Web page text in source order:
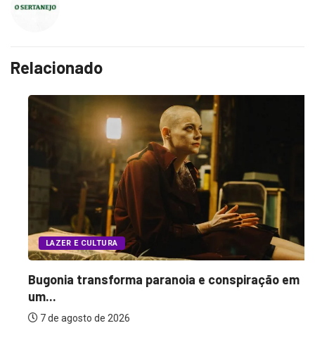
Relacionado
LAZER E CULTURA
Bugonia transforma paranoia e conspiração em
um...
7 de agosto de 2026